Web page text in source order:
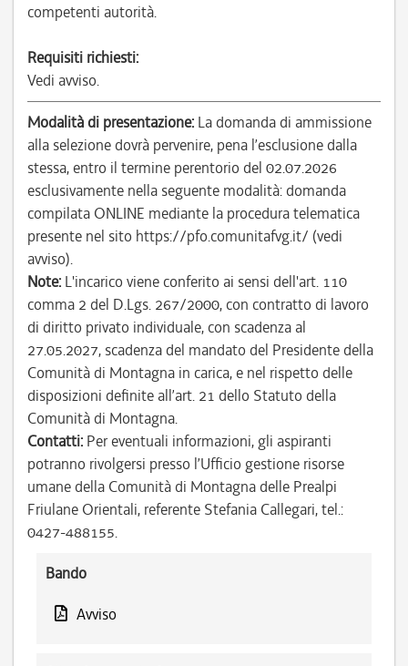
competenti autorità.
Requisiti richiesti:
Vedi avviso.
Modalità di presentazione: La domanda di ammissione
alla selezione dovrà pervenire, pena l’esclusione dalla
stessa, entro il termine perentorio del 02.07.2026
esclusivamente nella seguente modalità: domanda
compilata ONLINE mediante la procedura telematica
presente nel sito https://pfo.comunitafvg.it/ (vedi
avviso).
Note: L'incarico viene conferito ai sensi dell'art. 110
comma 2 del D.Lgs. 267/2000, con contratto di lavoro
di diritto privato individuale, con scadenza al
27.05.2027, scadenza del mandato del Presidente della
Comunità di Montagna in carica, e nel rispetto delle
disposizioni definite all’art. 21 dello Statuto della
Comunità di Montagna.
Contatti: Per eventuali informazioni, gli aspiranti
potranno rivolgersi presso l’Ufficio gestione risorse
umane della Comunità di Montagna delle Prealpi
Friulane Orientali, referente Stefania Callegari, tel.:
0427-488155.
Bando
Avviso